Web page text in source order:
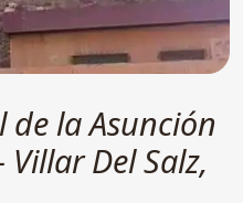
la Asunción
Del Salz,